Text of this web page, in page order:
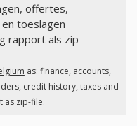
offertes,
toeslagen
rapport als zip-
as: finance, accounts,
credit history, taxes and
as zip-file.